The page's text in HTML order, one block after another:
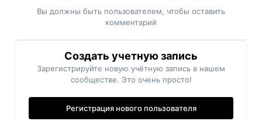
Вы должны быть пользователем, чтобы оставить
комментарий
Создать учетную запись
Зарегистрируйте новую учётную запись в нашем
сообществе. Это очень просто!
Регистрация нового пользователя